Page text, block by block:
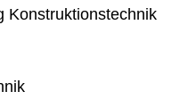
Konstruktionstechnik